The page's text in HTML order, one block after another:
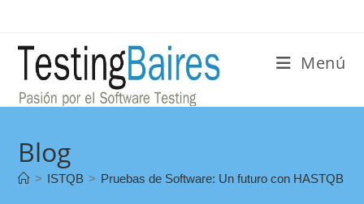
Menú
Blog
> ISTQB > Pruebas de Software: Un futuro con HASTQB